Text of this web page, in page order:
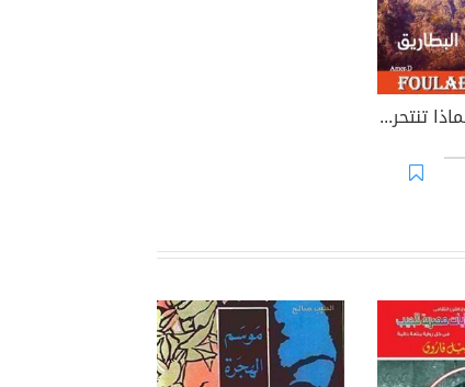
ساليستانيا - لماذا تنتحر البطاريق